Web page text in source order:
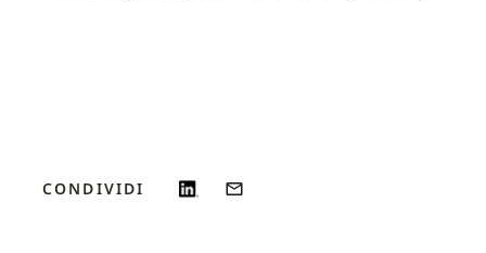
CONDIVIDI